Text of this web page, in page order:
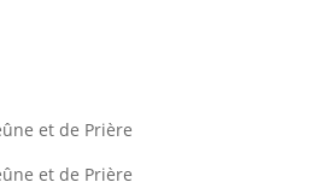
et de Prière
et de Prière